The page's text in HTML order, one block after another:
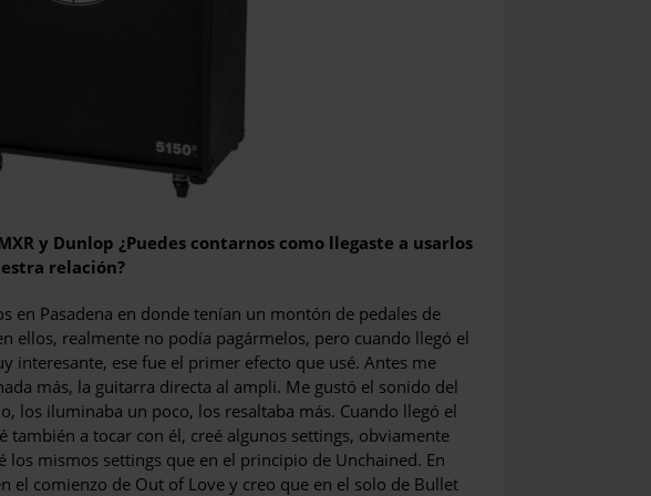
y Dunlop ¿Puedes contarnos como llegaste a usarlos
relación?
en Pasadena en donde tenían un montón de pedales de
ellos, realmente no podía pagármelos, pero cuando llegó el
interesante, ese fue el primer efecto que usé. Antes me
más, la guitarra directa al ampli. Me gustó el sonido del
los iluminaba un poco, los resaltaba más. Cuando llegó el
también a tocar con él, creé algunos settings, obviamente
mismos settings que en el principio de Unchained. En
el comienzo de Out of Love y creo que en el solo de Bullet